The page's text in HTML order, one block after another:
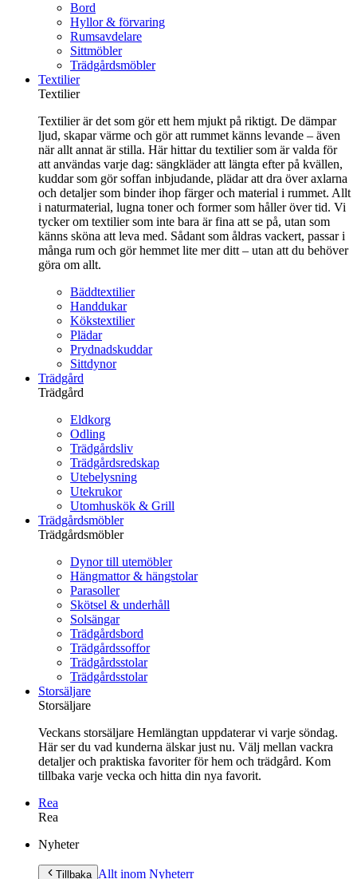
Bord
Hyllor & förvaring
Rumsavdelare
Sittmöbler
Trädgårdsmöbler
Textilier
Textilier
Textilier är det som gör ett hem mjukt på riktigt. De dämpar
ljud, skapar värme och gör att rummet känns levande – även
när allt annat är stilla. Här hittar du textilier som är valda för
att användas varje dag: sängkläder att längta efter på kvällen,
kuddar som gör soffan inbjudande, plädar att dra över axlarna
och detaljer som binder ihop färger och material i rummet. Allt
i naturmaterial, lugna toner och former som håller över tid. Vi
tycker om textilier som inte bara är fina att se på, utan som
känns sköna att leva med. Sådant som åldras vackert, passar i
många rum och gör hemmet lite mer ditt – utan att du behöver
göra om allt.
Bäddtextilier
Handdukar
Kökstextilier
Plädar
Prydnadskuddar
Sittdynor
Trädgård
Trädgård
Eldkorg
Odling
Trädgårdsliv
Trädgårdsredskap
Utebelysning
Utekrukor
Utomhuskök & Grill
Trädgårdsmöbler
Trädgårdsmöbler
Dynor till utemöbler
Hängmattor & hängstolar
Parasoller
Skötsel & underhåll
Solsängar
Trädgårdsbord
Trädgårdssoffor
Trädgårdsstolar
Trädgårdsstolar
Storsäljare
Storsäljare
Veckans storsäljare Hemlängtan uppdaterar vi varje söndag.
Här ser du vad kunderna älskar just nu. Välj mellan vackra
detaljer och praktiska favoriter för hem och trädgård. Kom
tillbaka varje vecka och hitta din nya favorit.
Rea
Rea
Nyheter
Tillbaka Allt inom Nyheterr